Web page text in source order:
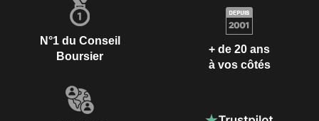
N°1 du Conseil
Boursier
+ de 20 ans
à vos côtés